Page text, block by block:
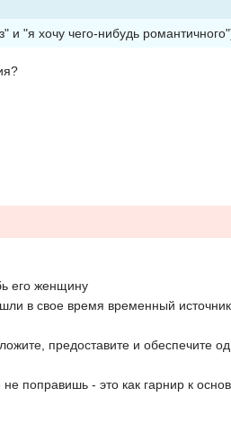
и "я хочу чего-нибудь
его женщину
в свое время временный
предоставите и обеспечите
поправишь - это как гарнир к